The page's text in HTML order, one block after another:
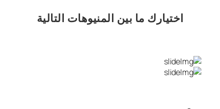
اختيارك ما بين المنيوهات التالية